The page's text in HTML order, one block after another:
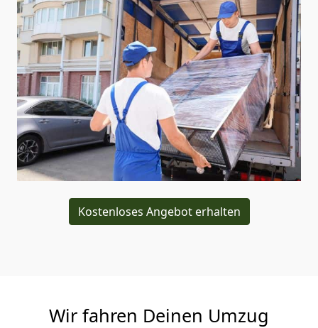
Kostenloses Angebot erhalten
Wir fahren Deinen Umzug